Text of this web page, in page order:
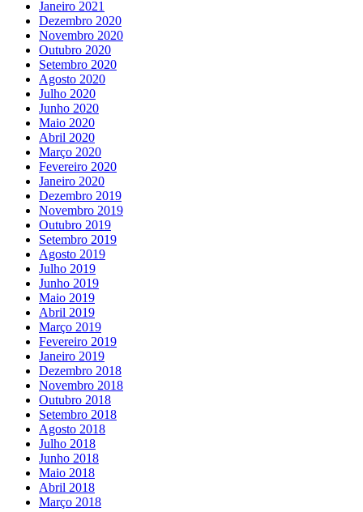
Janeiro 2021
Dezembro 2020
Novembro 2020
Outubro 2020
Setembro 2020
Agosto 2020
Julho 2020
Junho 2020
Maio 2020
Abril 2020
Março 2020
Fevereiro 2020
Janeiro 2020
Dezembro 2019
Novembro 2019
Outubro 2019
Setembro 2019
Agosto 2019
Julho 2019
Junho 2019
Maio 2019
Abril 2019
Março 2019
Fevereiro 2019
Janeiro 2019
Dezembro 2018
Novembro 2018
Outubro 2018
Setembro 2018
Agosto 2018
Julho 2018
Junho 2018
Maio 2018
Abril 2018
Março 2018